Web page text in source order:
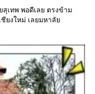
เทพ พอดีเลย ตรงข้าม
ชียงใหม่ เลยมหาลั